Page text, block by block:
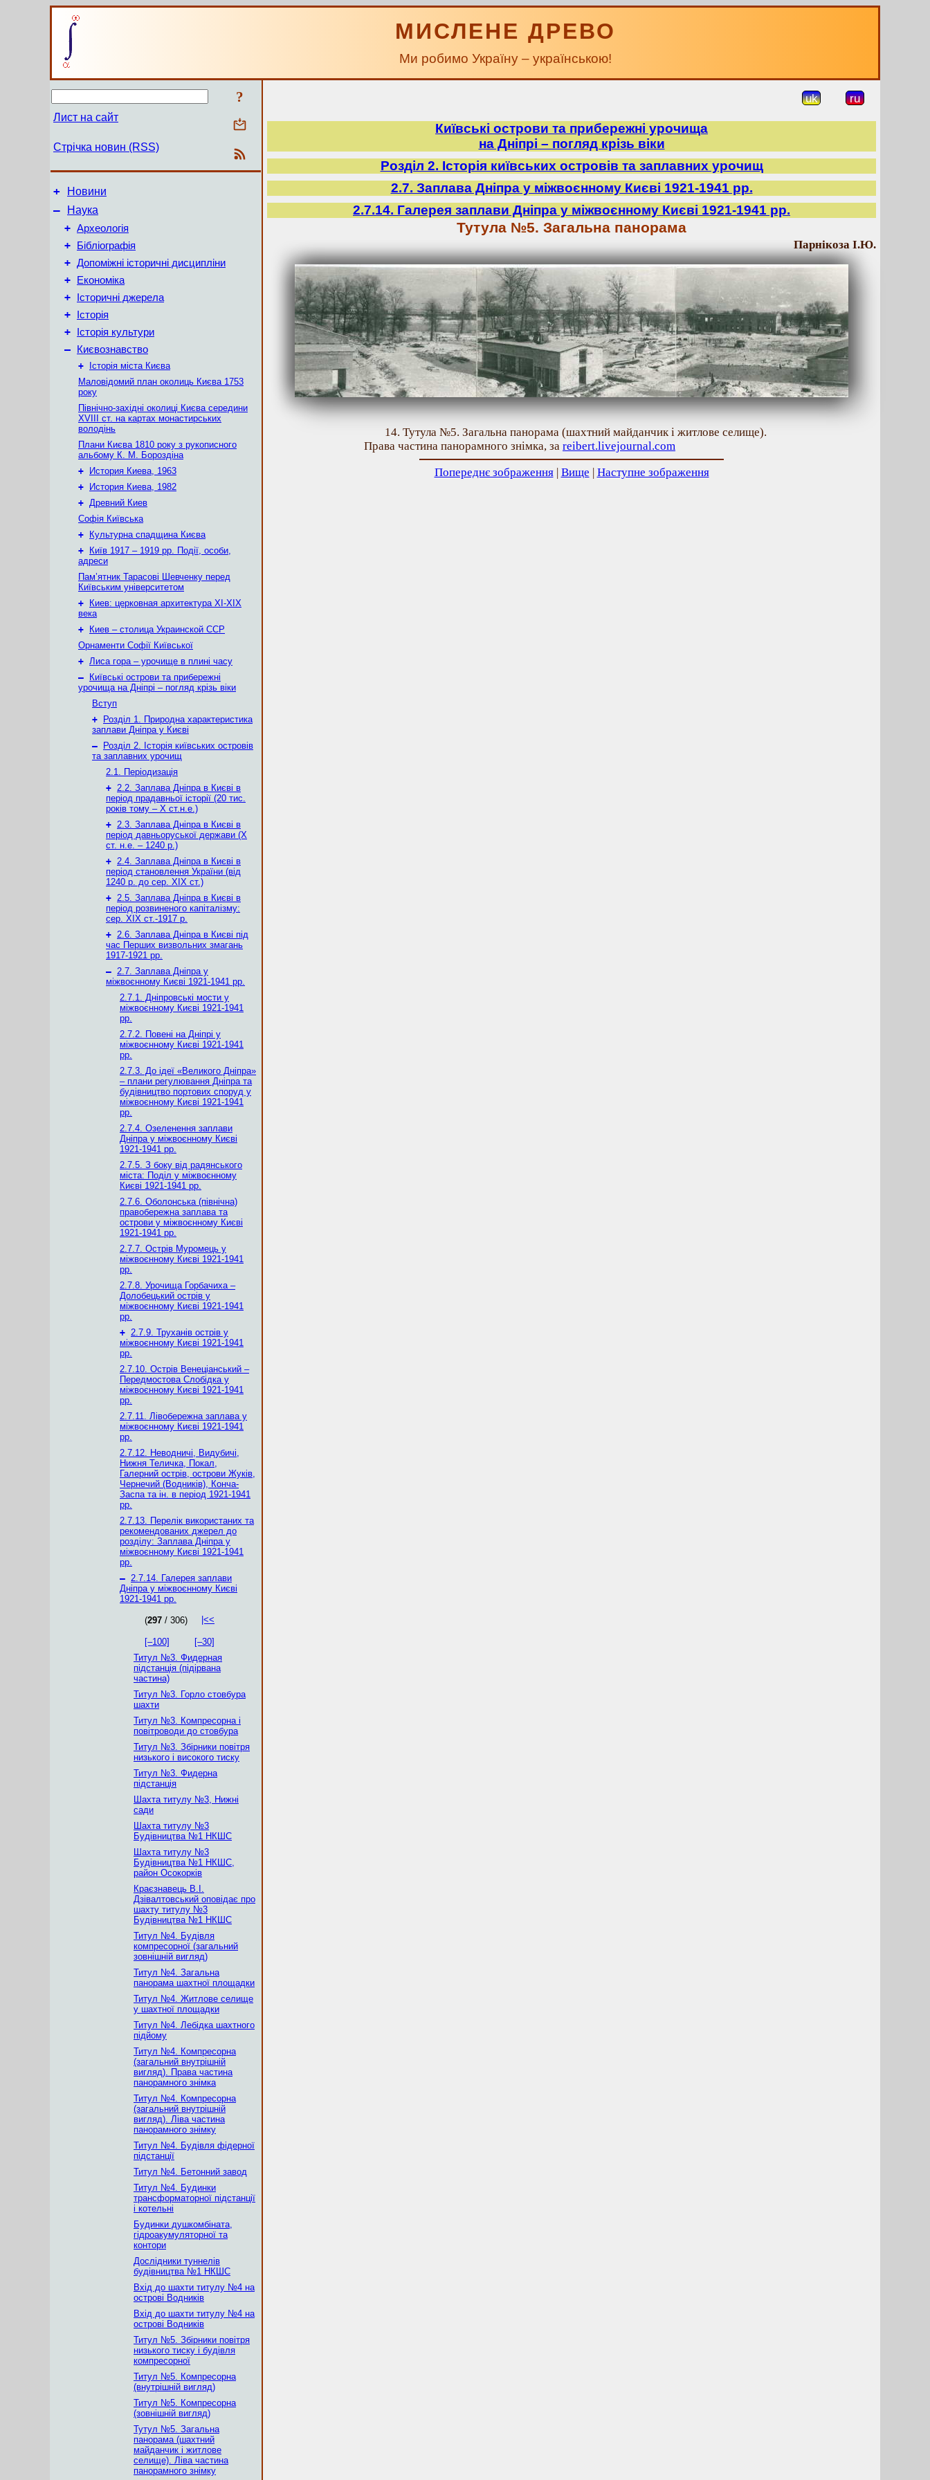
МИСЛЕНЕ ДРЕВО
Ми робимо Україну – українською!
?
Лист на сайт
Стрічка новин (RSS)
+ Новини
–
Наука
+ Археологія
+ Бібліографія
+ Допоміжні історичні дисципліни
+ Економіка
+ Історичні джерела
+ Історія
+ Історія культури
– Києвознавство
+
Історія міста Києва
Маловідомий план околиць Києва 1753
року
Північно-західні околиці Києва середини
XVIII ст. на картах монастирських
володінь
Плани Києва 1810 року з рукописного
альбому К. М. Бороздіна
+
История Киева, 1963
+
История Киева, 1982
+ Древний Киев
Софія Київська
+
Культурна спадщина Києва
+
Київ 1917 – 1919 рр. Події, особи,
адреси
Пам’ятник Тарасові Шевченку перед
Київським університетом
+
Киев: церковная архитектура XI-XIX
века
+
Киев – столица Украинской ССР
Орнаменти Софії Київської
+ Лиса гора – урочище в плині часу
–
Київські острови та прибережні
урочища на Дніпрі – погляд крізь віки
Вступ
+
Розділ 1. Природна характеристика
заплави Дніпра у Києві
–
Розділ 2. Історія київських островів
та заплавних урочищ
2.1. Періодизація
+ 2.2. Заплава Дніпра в Києві в
період прадавньої історії (20 тис.
років тому – X ст.н.е.)
+ 2.3. Заплава Дніпра в Києві в
період давньоруської держави (Х
ст. н.е. – 1240 р.)
+ 2.4. Заплава Дніпра в Києві в
період становлення України (від
1240 р. до сер. ХІХ ст.)
+ 2.5. Заплава Дніпра в Києві в
період розвиненого капіталізму:
сер. ХІХ ст.-1917 р.
+ 2.6. Заплава Дніпра в Києві під
час Перших визвольних змагань
1917-1921 рр.
– 2.7. Заплава Дніпра у
міжвоєнному Києві 1921-1941 рр.
2.7.1. Дніпровські мости у
міжвоєнному Києві 1921-1941
рр.
2.7.2. Повені на Дніпрі у
міжвоєнному Києві 1921-1941
рр.
2.7.3. До ідеї «Великого Дніпра»
– плани регулювання Дніпра та
будівництво портових споруд у
міжвоєнному Києві 1921-1941
рр.
2.7.4. Озеленення заплави
Дніпра у міжвоєнному Києві
1921-1941 рр.
2.7.5. З боку від радянського
міста: Поділ у міжвоєнному
Києві 1921-1941 рр.
2.7.6. Оболонська (північна)
правобережна заплава та
острови у міжвоєнному Києві
1921-1941 рр.
2.7.7. Острів Муромець у
міжвоєнному Києві 1921-1941
рр.
2.7.8. Урочища Горбачиха –
Долобецький острів у
міжвоєнному Києві 1921-1941
рр.
+ 2.7.9. Труханів острів у
міжвоєнному Києві 1921-1941
рр.
2.7.10. Острів Венеціанський –
Передмостова Слобідка у
міжвоєнному Києві 1921-1941
рр.
2.7.11. Лівобережна заплава у
міжвоєнному Києві 1921-1941
рр.
2.7.12. Неводничі, Видубичі,
Нижня Теличка, Покал,
Галерний острів, острови Жуків,
Чернечий (Водників), Конча-
Заспа та ін. в період 1921-1941
рр.
2.7.13. Перелік використаних та
рекомендованих джерел до
розділу: Заплава Дніпра у
міжвоєнному Києві 1921-1941
рр.
– 2.7.14. Галерея заплави
Дніпра у міжвоєнному Києві
1921-1941 рр.
(297 / 306) |<<
[–100]
[–30]
Титул №3. Фидерная
підстанція (підірвана
частина)
Титул №3. Горло стовбура
шахти
Титул №3. Компресорна і
повітроводи до стовбура
Титул №3. Збірники повітря
низького і високого тиску
Титул №3. Фидерна
підстанція
Шахта титулу №3, Нижні
сади
Шахта титулу №3
Будівництва №1 НКШС
Шахта титулу №3
Будівництва №1 НКШС,
район Осокорків
Краєзнавець В.І.
Дзівалтовський оповідає про
шахту титулу №3
Будівництва №1 НКШС
Титул №4. Будівля
компресорної (загальний
зовнішній вигляд)
Титул №4. Загальна
панорама шахтної площадки
Титул №4. Житлове селище
у шахтної площадки
Титул №4. Лебідка шахтного
підйому
Титул №4. Компресорна
(загальний внутрішній
вигляд). Права частина
панорамного знімка
Титул №4. Компресорна
(загальний внутрішній
вигляд). Ліва частина
панорамного знімку
Титул №4. Будівля фідерної
підстанції
Титул №4. Бетонний завод
Титул №4. Будинки
трансформаторної підстанції
і котельні
Будинки душкомбіната,
гідроакумуляторної та
контори
Дослідники туннелів
будівництва №1 НКШС
Вхід до шахти титулу №4 на
острові Водників
Вхід до шахти титулу №4 на
острові Водників
Титул №5. Збірники повітря
низького тиску і будівля
компресорної
Титул №5. Компресорна
(внутрішній вигляд)
Титул №5. Компресорна
(зовнішній вигляд)
Тутул №5. Загальна
панорама (шахтний
майданчик і житлове
селище). Ліва частина
панорамного знімку
uk ru
Київські острови та прибережні урочища
на Дніпрі – погляд крізь віки
Розділ 2. Історія київських островів та заплавних урочищ
2.7. Заплава Дніпра у міжвоєнному Києві 1921-1941 рр.
2.7.14. Галерея заплави Дніпра у міжвоєнному Києві 1921-1941 рр.
Тутула №5. Загальна панорама
Парнікоза І.Ю.
14. Тутула №5. Загальна панорама (шахтний майданчик і житлове селище).
Права частина панорамного знімка, за reibert.livejournal.com
Попереднє зображення| Вище | Наступне зображення